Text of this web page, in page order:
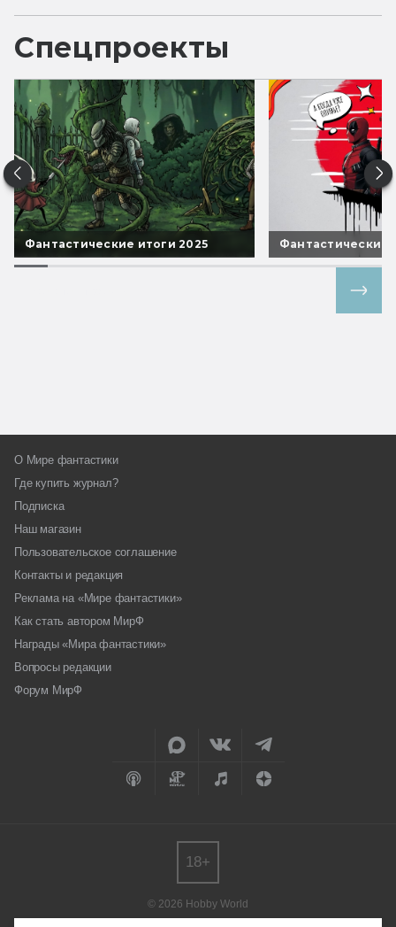
Спецпроекты
Фантастические итоги 2025 Фантастические
О Мире фантастики
Где купить журнал?
Подписка
Наш магазин
Пользовательское соглашение
Контакты и редакция
Реклама на «Мире фантастики»
Как стать автором МирФ
Награды «Мира фантастики»
Вопросы редакции
Форум МирФ
© 2026 Hobby World
18+